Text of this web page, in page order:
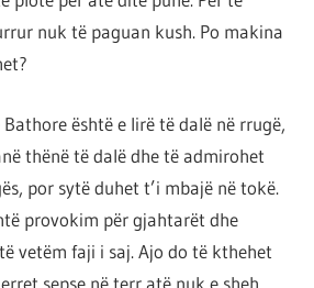
nuk të paguan kush. Po makina
është e lirë të dalë në rrugë,
thënë të dalë dhe të admirohet
por sytë duhet t’i mbajë në tokë.
provokim për gjahtarët dhe
vetëm faji i saj. Ajo do të kthehet
sepse në terr atë nuk e sheh